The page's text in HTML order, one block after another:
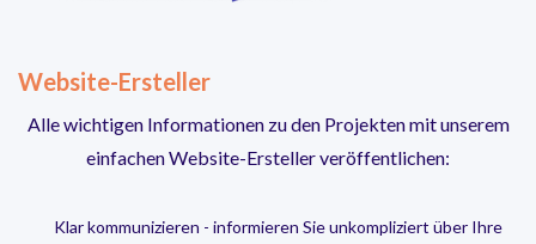
Website-Ersteller
Alle wichtigen Informationen zu den Projekten mit unserem
einfachen Website-Ersteller veröffentlichen:
Klar kommunizieren - informieren Sie unkompliziert über Ihre